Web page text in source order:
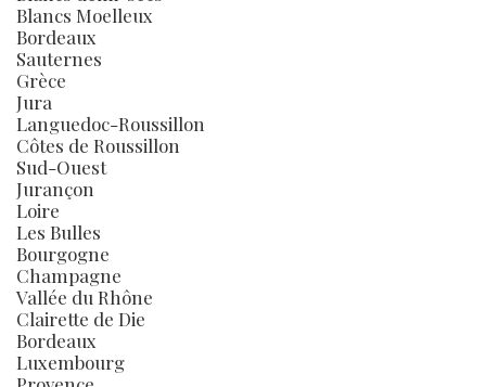
Blancs Moelleux
Bordeaux
Sauternes
Grèce
Jura
Languedoc-Roussillon
Côtes de Roussillon
Sud-Ouest
Jurançon
Loire
Les Bulles
Bourgogne
Champagne
Vallée du Rhône
Clairette de Die
Bordeaux
Luxembourg